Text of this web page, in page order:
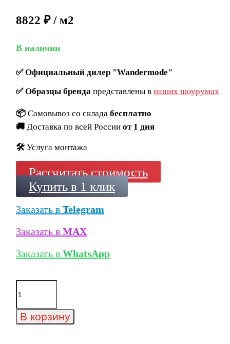
8822 ₽ / м2
В наличии
✅Официальный дилер "Wandermode"
✅Образцы брендапредставлены в наших шоурумах
📦 Самовывоз со склада бесплатно
🚚 Доставка по всей России от 1 дня
🛠️ Услуга монтажа
Рассчитать стоимость
Купить в 1 клик
Заказать в Telegram
Заказать в MAX
Заказать в WhatsApp
Количество
товара
кирпич
Wandermode
В корзину